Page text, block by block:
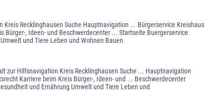
Recklinghausen Suche Hauptnavigation ... Bürgerservice Kreishaus
, Ideen- und Beschwerdecenter ... Startseite Buergerservice
und Tiere Leben und Wohnen Bauen
zur Hilfsnavigation Kreis Recklinghausen Suche ... Hauptnavigation
Karriere beim Kreis Bürger-, Ideen- und ... Beschwerdecenter
und Ernährung Umwelt und Tiere Leben und